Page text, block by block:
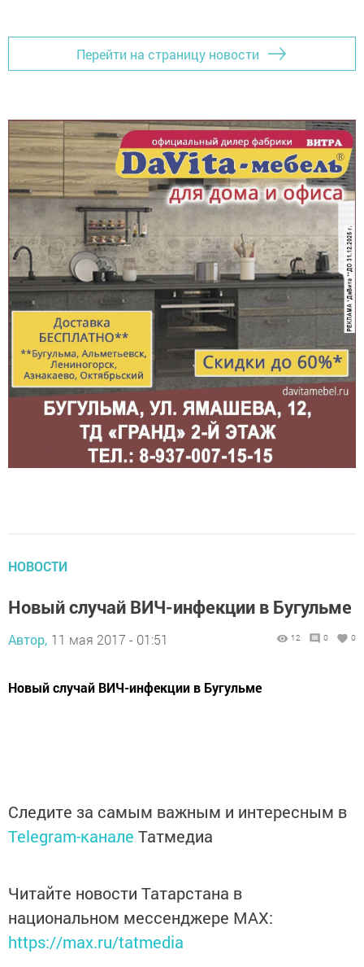
Перейти на страницу новости
НОВОСТИ
Новый случай ВИЧ-инфекции в Бугульме
Автор, 11 мая 2017 - 01:51 12 0 0
Новый случай ВИЧ-инфекции в Бугульме
Следите за самым важным и интересным в
Telegram-канале Татмедиа
Читайте новости Татарстана в
национальном мессенджере MАХ:
https://max.ru/tatmedia